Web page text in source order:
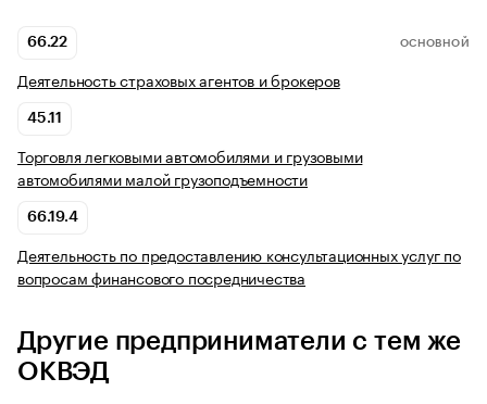
66.22 ОСНОВНОЙ
Деятельность страховых агентов и брокеров
45.11
Торговля легковыми автомобилями и грузовыми
автомобилями малой грузоподъемности
66.19.4
Деятельность по предоставлению консультационных услуг по
вопросам финансового посредничества
Другие предприниматели с тем же
ОКВЭД